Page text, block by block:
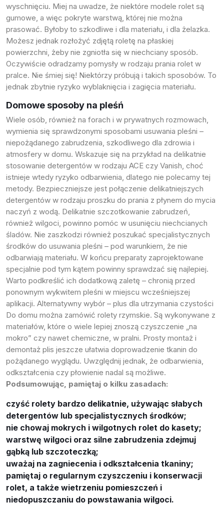
wyschnięciu. Miej na uwadze, że niektóre modele rolet są
gumowe, a więc pokryte warstwą, której nie można
prasować. Byłoby to szkodliwe i dla materiału, i dla żelazka.
Możesz jednak rozłożyć zdjętą roletę na płaskiej
powierzchni, żeby nie zgniotła się w niechciany sposób.
Oczywiście odradzamy pomysły w rodzaju prania rolet w
pralce. Nie śmiej się! Niektórzy próbują i takich sposobów. To
jednak zbytnie ryzyko wyblaknięcia i zagięcia materiału.
Domowe sposoby na pleśń
Wiele osób, również na forach i w prywatnych rozmowach,
wymienia się sprawdzonymi sposobami usuwania pleśni –
niepożądanego zabrudzenia, szkodliwego dla zdrowia i
atmosfery w domu. Wskazuje się na przykład na delikatnie
stosowanie detergentów w rodzaju ACE czy Vanish, choć
istnieje wtedy ryzyko odbarwienia, dlatego nie polecamy tej
metody. Bezpieczniejsze jest połączenie delikatniejszych
detergentów w rodzaju proszku do prania z płynem do mycia
naczyń z wodą. Delikatnie szczotkowanie zabrudzeń,
również wilgoci, powinno pomóc w usunięciu niechcianych
śladów. Nie zaszkodzi również poszukać specjalistycznych
środków do usuwania pleśni – pod warunkiem, że nie
odbarwiają materiału. W końcu preparaty zaprojektowane
specjalnie pod tym kątem powinny sprawdzać się najlepiej.
Warto podkreślić ich dodatkową zaletę – chronią przed
ponownym wykwitem pleśni w miejscu wcześniejszej
aplikacji. Alternatywny wybór – plus dla utrzymania czystości
Do domu można zamówić rolety rzymskie. Są wykonywane z
materiałów, które o wiele lepiej znoszą czyszczenie „na
mokro” czy nawet chemiczne, w pralni. Prosty montaż i
demontaż plis jeszcze ułatwia doprowadzenie tkanin do
pożądanego wyglądu. Uwzględnij jednak, że odbarwienia,
odkształcenia czy płowienie nadal są możliwe.
Podsumowując, pamiętaj o kilku zasadach:
czyść rolety bardzo delikatnie, używając słabych
detergentów lub specjalistycznych środków;
nie chowaj mokrych i wilgotnych rolet do kasety;
warstwę wilgoci oraz silne zabrudzenia zdejmuj
gąbką lub szczoteczką;
uważaj na zagniecenia i odkształcenia tkaniny;
pamiętaj o regularnym czyszczeniu i konserwacji
rolet, a także wietrzeniu pomieszczeń i
niedopuszczaniu do powstawania wilgoci.